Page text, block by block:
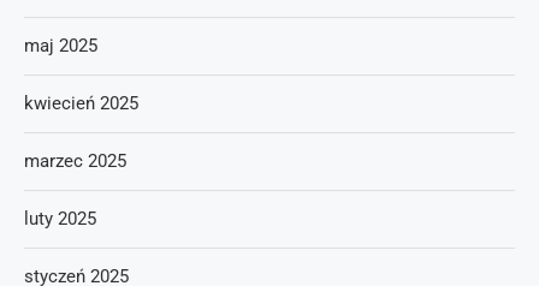
maj 2025
kwiecień 2025
marzec 2025
luty 2025
styczeń 2025